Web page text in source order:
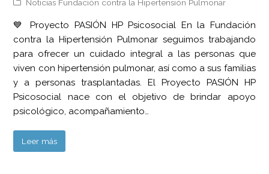
Noticias Fundación contra la Hipertensión Pulmonar
💙 Proyecto PASIÓN HP Psicosocial En la Fundación
contra la Hipertensión Pulmonar seguimos trabajando
para ofrecer un cuidado integral a las personas que
viven con hipertensión pulmonar, así como a sus familias
y a personas trasplantadas. El Proyecto PASIÓN HP
Psicosocial nace con el objetivo de brindar apoyo
psicológico, acompañamiento…
Leer más